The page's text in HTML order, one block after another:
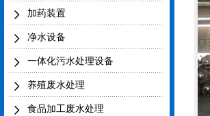
加药装置
净水设备
一体化污水处理设备
养殖废水处理
食品加工废水处理